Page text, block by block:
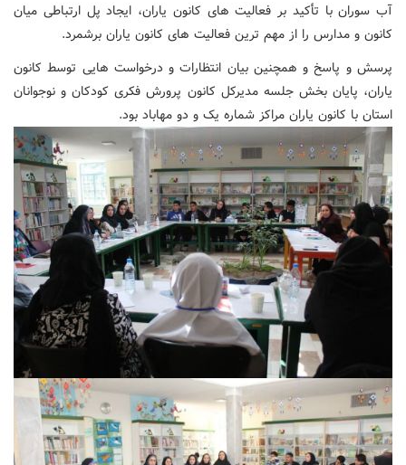
آب سوران با تأکید بر فعالیت های کانون یاران، ایجاد پل ارتباطی میان
کانون و مدارس را از مهم ترین فعالیت های کانون یاران برشمرد.
پرسش و پاسخ و همچنین بیان انتظارات و درخواست هایی توسط کانون
یاران، پایان بخش جلسه مدیرکل کانون پرورش فکری کودکان و نوجوانان
استان با کانون یاران مراکز شماره یک و دو مهاباد بود.